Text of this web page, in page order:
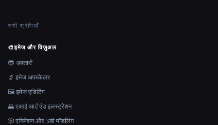
सभी श्रेणियाँ
🎨इमेज और विज़ुअल
😎 अवतारों
🔬 इमेज अपस्केलर
🖼️ इमेज एडिटिंग
🌄 एआई आर्ट एंड इलस्ट्रेशन
🎲 एनिमेशन और 3डी मॉडलिंग